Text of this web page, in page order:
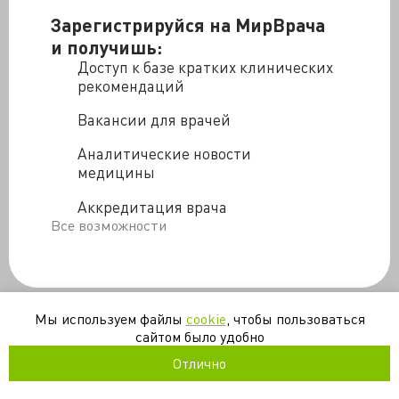
Зарегистрируйся на МирВрача
и получишь:
Доступ к базе кратких клинических
рекомендаций
Вакансии для врачей
Аналитические новости
медицины
Аккредитация врача
Все возможности
Мы используем файлы cookie , чтобы пользоваться
сайтом было удобно
Отлично